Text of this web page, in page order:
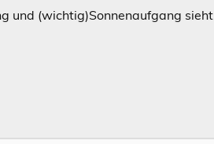
und (wichtig)Sonnenaufgang sieht.